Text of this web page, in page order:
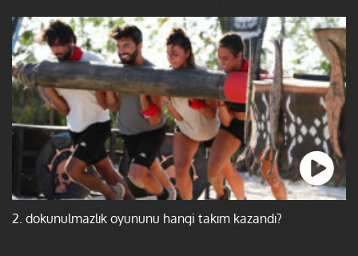
2. dokunulmazlık oyununu hangi takım kazandı?